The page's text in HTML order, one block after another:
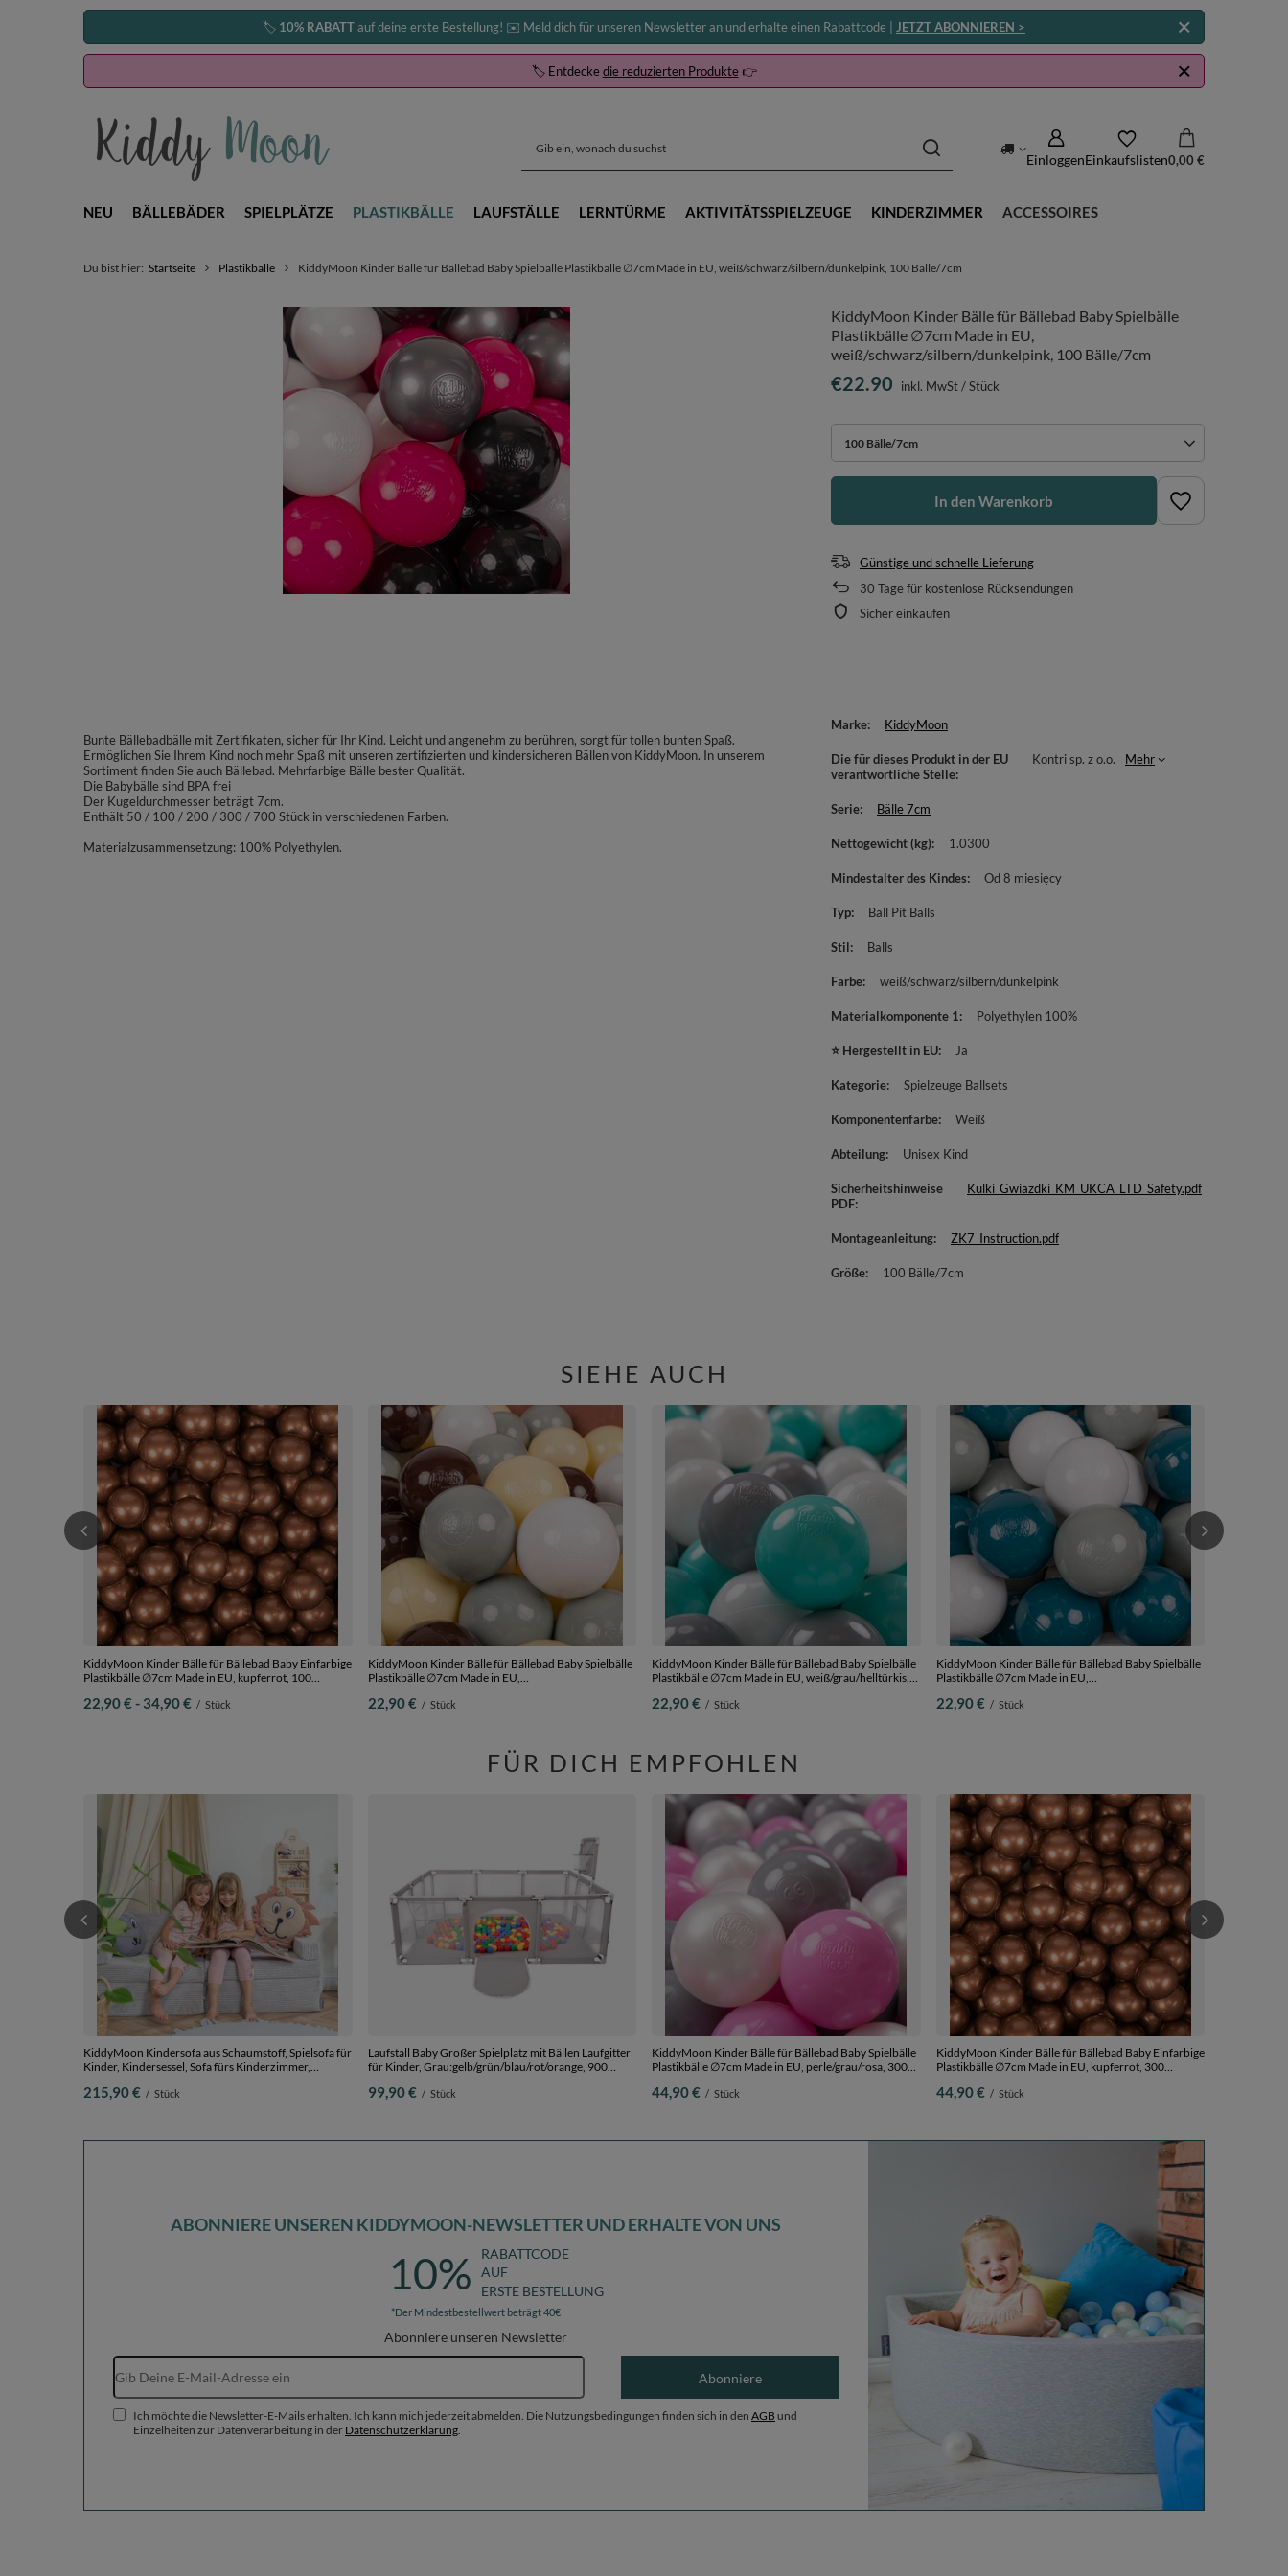
🏷️ 10% RABATTauf deine erste Bestellung! ✉️ Meld dich für unseren Newsletter an und erhalte einen Rabattcode | JETZT ABONNIEREN >
🏷️ Entdeckedie reduzierten Produkte👉
EinloggenEinkaufslisten0,00 €
NEU BÄLLEBÄDER SPIELPLÄTZE PLASTIKBÄLLE LAUFSTÄLLE LERNTÜRME AKTIVITÄTSSPIELZEUGE KINDERZIMMER ACCESSOIRES
Du bist hier: Startseite Plastikbälle KiddyMoon Kinder Bälle für Bällebad Baby Spielbälle Plastikbälle ∅7cm Made in EU, weiß/schwarz/silbern/dunkelpink, 100 Bälle/7cm
KiddyMoon Kinder Bälle für Bällebad Baby Spielbälle
Plastikbälle ∅7cm Made in EU,
weiß/schwarz/silbern/dunkelpink, 100 Bälle/7cm
100 Bälle/7cm
€22.90 inkl. MwSt/Stück
In den Warenkorb
Günstige und schnelle Lieferung
30 Tage für kostenlose Rücksendungen
Sicher einkaufen
Bunte Bällebadbälle mit Zertifikaten, sicher für Ihr Kind. Leicht und angenehm zu berühren, sorgt für tollen bunten Spaß.
Ermöglichen Sie Ihrem Kind noch mehr Spaß mit unseren zertifizierten und kindersicheren Bällen von KiddyMoon. In unserem
Sortiment finden Sie auch Bällebad. Mehrfarbige Bälle bester Qualität.
Die Babybälle sind BPA frei
Der Kugeldurchmesser beträgt 7cm.
Enthält 50 / 100 / 200 / 300 / 700 Stück in verschiedenen Farben.
Materialzusammensetzung: 100% Polyethylen.
Marke KiddyMoon
Die für dieses Produkt in der EU
verantwortliche Stelle
Kontri sp. z o.o. Mehr
Serie Bälle 7cm
Nettogewicht (kg) 1.0300
Mindestalter des Kindes Od 8 miesięcy
Typ Ball Pit Balls
Stil Balls
Farbe weiß/schwarz/silbern/dunkelpink
Materialkomponente 1 Polyethylen 100%
⭐ Hergestellt in EU Ja
Kategorie Spielzeuge Ballsets
Komponentenfarbe Weiß
Abteilung Unisex Kind
Sicherheitshinweise
PDF
Kulki_Gwiazdki_KM_UKCA_LTD_Safety.pdf
Montageanleitung ZK7_Instruction.pdf
Größe 100 Bälle/7cm
SIEHE AUCH
KiddyMoon Kinder Bälle für Bällebad Baby Einfarbige
Plastikbälle ∅7cm Made in EU, kupferrot, 100
ab
22,90 €- bis
34,90 € / Stück
KiddyMoon Kinder Bälle für Bällebad Baby Spielbälle
Plastikbälle ∅7cm Made in EU,
22,90 € / Stück
KiddyMoon Kinder Bälle für Bällebad Baby Spielbälle
Plastikbälle ∅7cm Made in EU, weiß/grau/helltürkis,
22,90 € / Stück
KiddyMoon Kinder Bälle für Bällebad Baby Spielbälle
Plastikbälle ∅7cm Made in EU,
22,90 € / Stück
FÜR DICH EMPFOHLEN
KiddyMoon Kindersofa aus Schaumstoff, Spielsofa für
Kinder, Kindersessel, Sofa fürs Kinderzimmer,
215,90 € / Stück
Laufstall Baby Großer Spielplatz mit Bällen Laufgitter
für Kinder, Grau:gelb/grün/blau/rot/orange, 900
99,90 € / Stück
KiddyMoon Kinder Bälle für Bällebad Baby Spielbälle
Plastikbälle ∅7cm Made in EU, perle/grau/rosa, 300
44,90 € / Stück
KiddyMoon Kinder Bälle für Bällebad Baby Einfarbige
Plastikbälle ∅7cm Made in EU, kupferrot, 300
44,90 € / Stück
ABONNIERE UNSEREN KIDDYMOON-NEWSLETTER UND ERHALTE VON UNS
10%
RABATTCODE
AUF
ERSTE BESTELLUNG
*Der Mindestbestellwert beträgt 40€
Abonniere unseren Newsletter
E-Mail-Adresse
Abonniere
Ich möchte die Newsletter-E-Mails erhalten. Ich kann mich jederzeit abmelden. Die Nutzungsbedingungen finden sich in den AGB und
Einzelheiten zur Datenverarbeitung in der Datenschutzerklärung